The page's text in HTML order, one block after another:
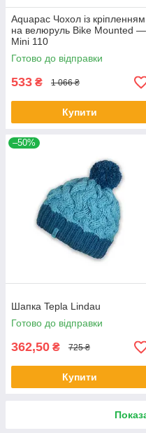
Aquapac Чохол із кріпленням
на велюруль Bike Mounted —
Mini 110
Готово до відправки
533 ₴ 1 066 ₴
Купити
–50%
Шапка Tepla Lindau
Готово до відправки
362,50 ₴ 725 ₴
Купити